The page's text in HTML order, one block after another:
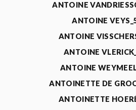
ANTOINE
ANTOINE
ANTOINE
ANTOINE
ANTOINE
ANTOINETTE DE
ANTOINETTE